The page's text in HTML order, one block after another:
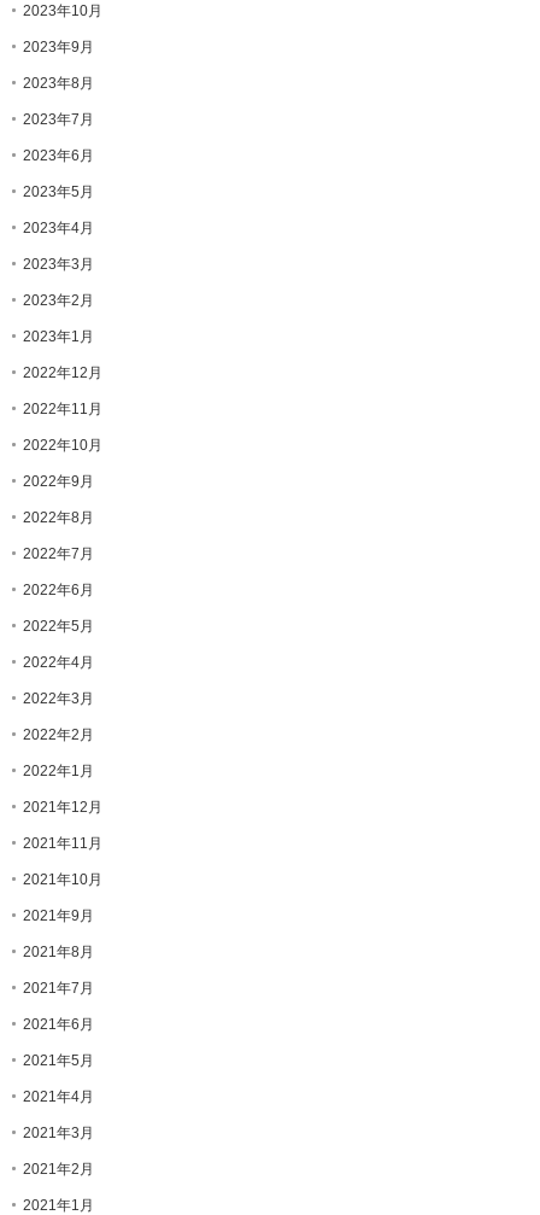
2023年10月
2023年9月
2023年8月
2023年7月
2023年6月
2023年5月
2023年4月
2023年3月
2023年2月
2023年1月
2022年12月
2022年11月
2022年10月
2022年9月
2022年8月
2022年7月
2022年6月
2022年5月
2022年4月
2022年3月
2022年2月
2022年1月
2021年12月
2021年11月
2021年10月
2021年9月
2021年8月
2021年7月
2021年6月
2021年5月
2021年4月
2021年3月
2021年2月
2021年1月